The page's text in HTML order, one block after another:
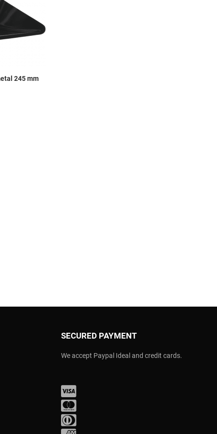
245 mm
SECURED PAYMENT
We accept Paypal Ideal and credit cards.